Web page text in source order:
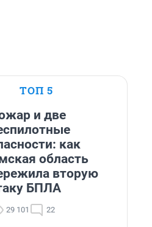
ТОП 5
и две
как
область
вторую
БПЛА
29 101 22